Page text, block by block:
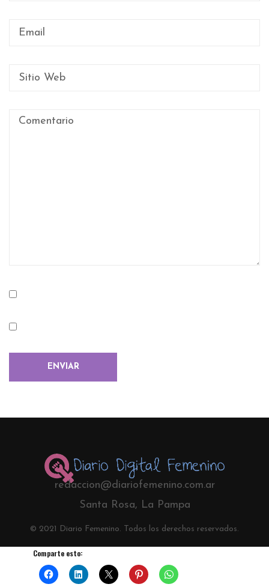
redaccion@diariofemenino.com.ar
Santa Rosa, La Pampa
© 2021 Diario Femenino. Todos los derechos reservados.
Comparte esto: